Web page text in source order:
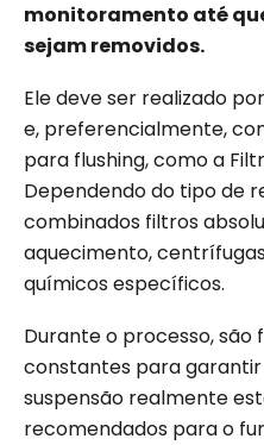
monitoramento até
sejam removidos.
Ele deve ser realizado
e, preferencialmente,
para flushing, como a
Dependendo do tipo de
combinados filtros
aquecimento,
químicos específicos.
Durante o processo, são
constantes para
suspensão realmente
recomendados para o